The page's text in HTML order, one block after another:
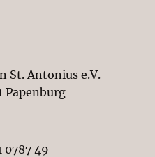
St. Antonius e.V.
Papenburg
0787 49